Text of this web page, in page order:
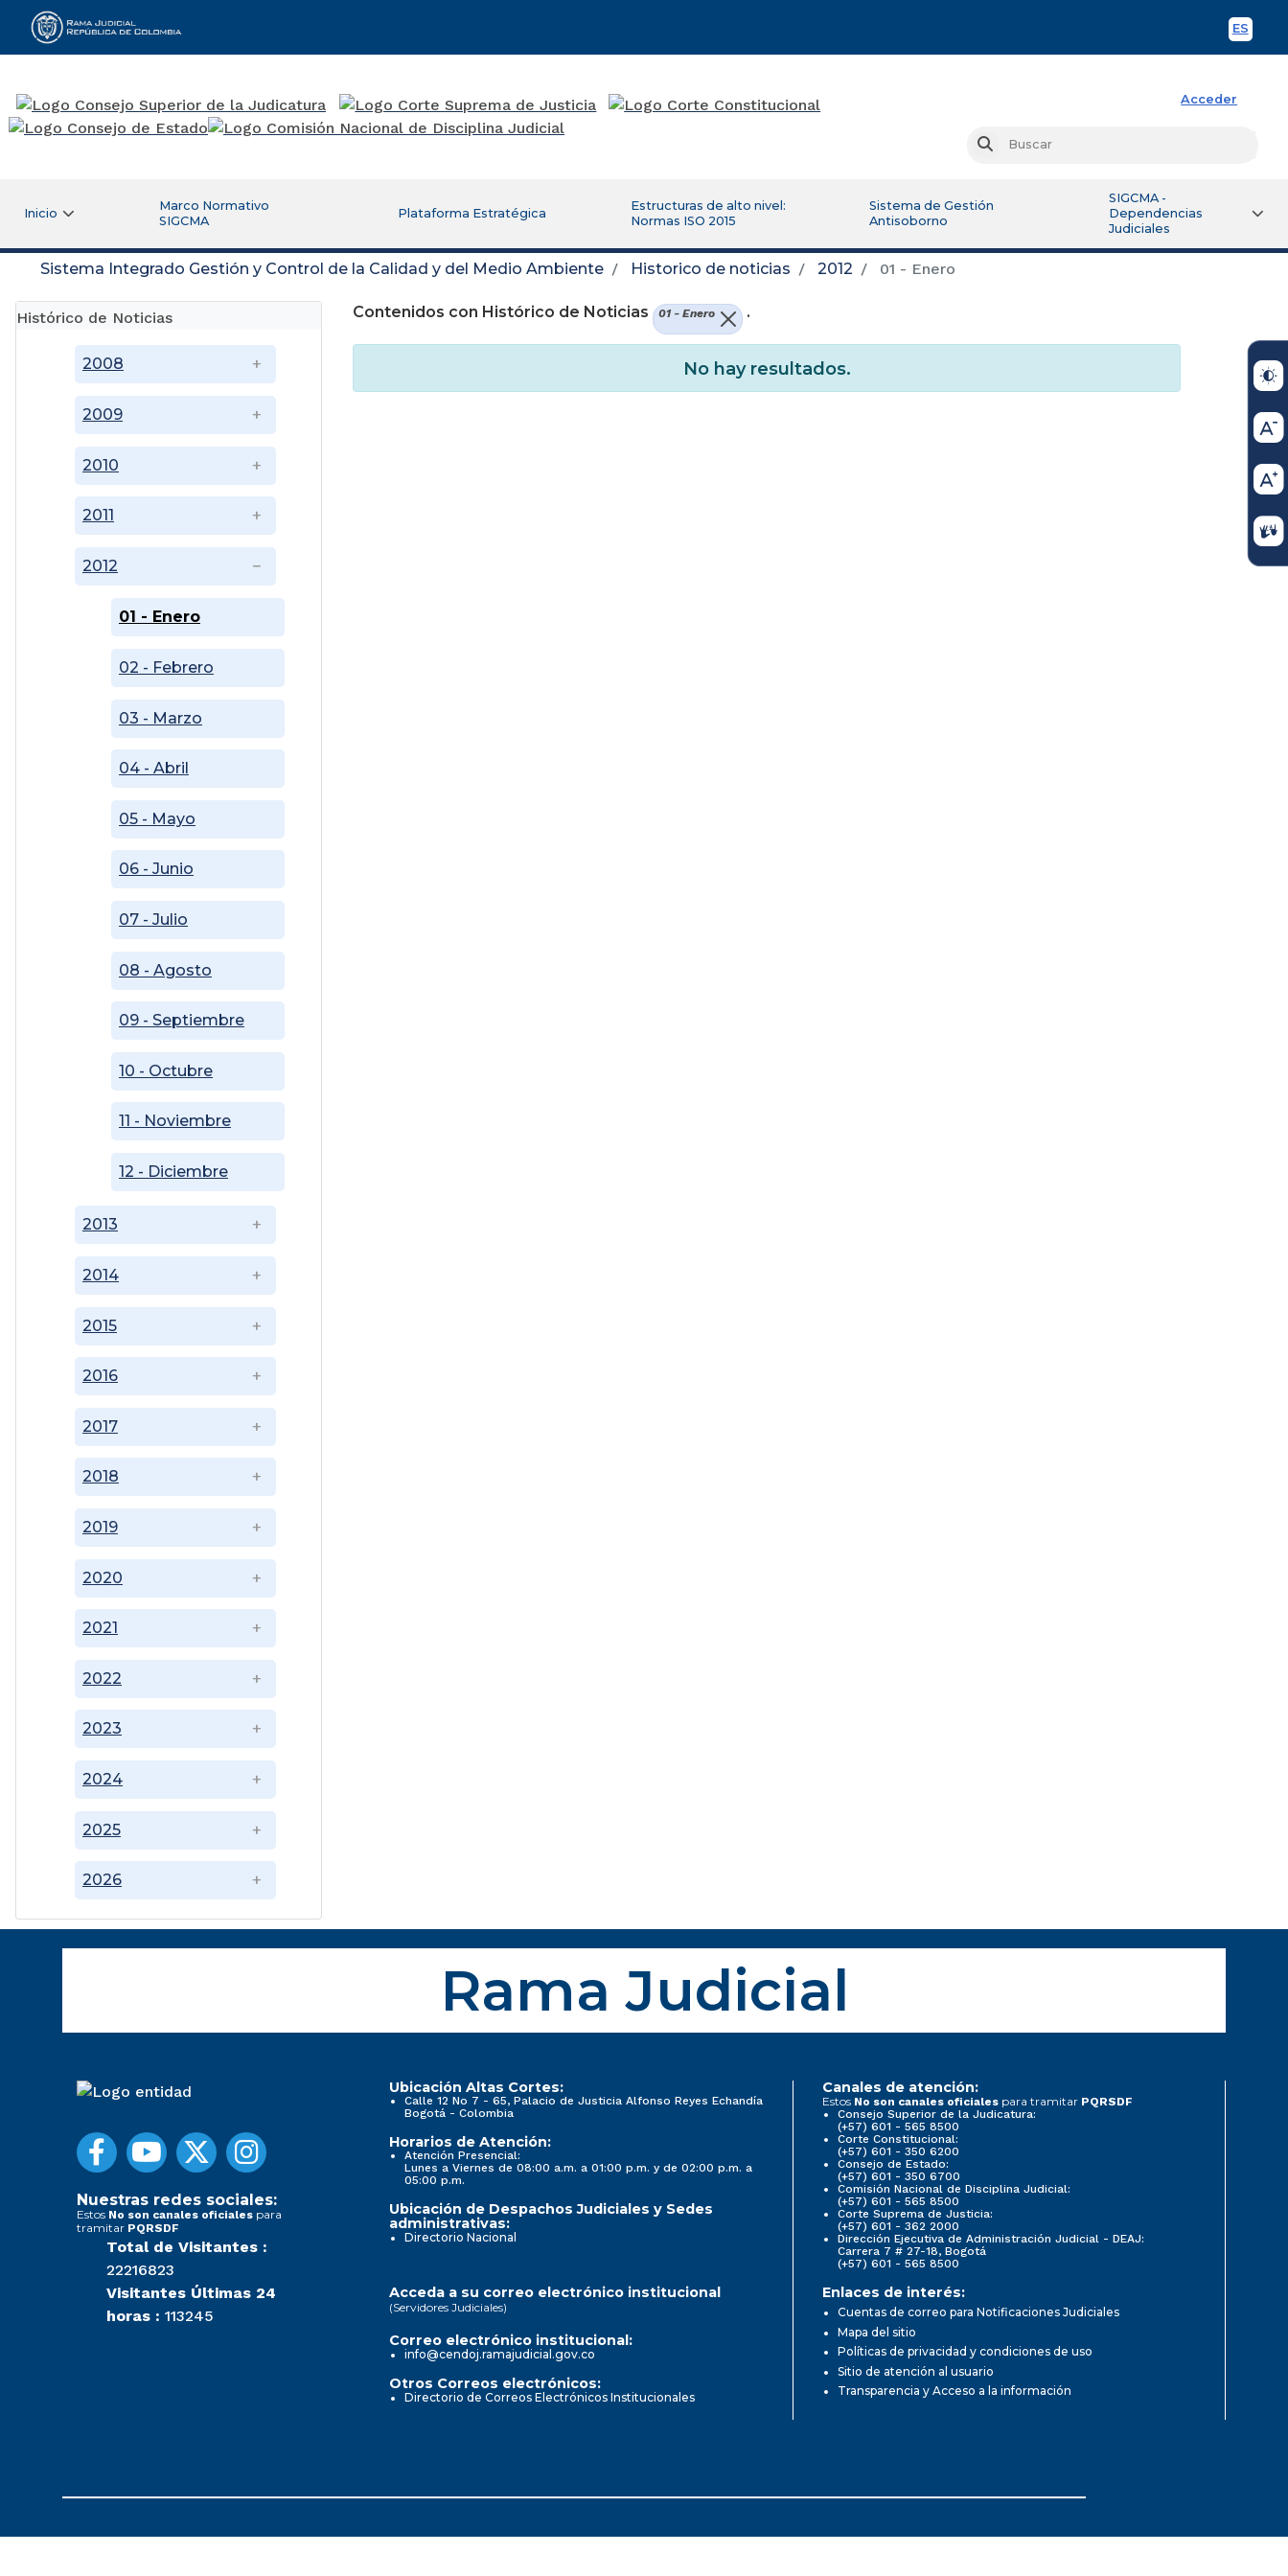
ES
Rama Judicial
Acceder
Buscar
Inicio
Marco Normativo
SIGCMA
Plataforma Estratégica
Estructuras de alto nivel:
Normas ISO 2015
Sistema de Gestión
Antisoborno
SIGCMA -
Dependencias
Judiciales
Sistema Integrado Gestión y Control de la Calidad y del Medio Ambiente Historico de noticias 2012 01 - Enero
Histórico de Noticias
2008
2009
2010
2011
2012
01 - Enero
02 - Febrero
03 - Marzo
04 - Abril
05 - Mayo
06 - Junio
07 - Julio
08 - Agosto
09 - Septiembre
10 - Octubre
11 - Noviembre
12 - Diciembre
2013
2014
2015
2016
2017
2018
2019
2020
2021
2022
2023
2024
2025
2026
Contenidos con Histórico de Noticias 01 - Enero .
No hay resultados.
Rama Judicial
Nuestras redes sociales:
Estos No son canales oficiales para
tramitar PQRSDF
Total de Visitantes :
22216823
Visitantes Últimas 24
horas : 113245
Ubicación Altas Cortes:
Calle 12 No 7 - 65, Palacio de Justicia Alfonso Reyes Echandía
Bogotá - Colombia
Horarios de Atención:
Atención Presencial:
Lunes a Viernes de 08:00 a.m. a 01:00 p.m. y de 02:00 p.m. a
05:00 p.m.
Ubicación de Despachos Judiciales y Sedes
administrativas:
Directorio Nacional
Canales de atención:
Estos No son canales oficiales para tramitar PQRSDF
Consejo Superior de la Judicatura:
(+57) 601 - 565 8500
Corte Constitucional:
(+57) 601 - 350 6200
Consejo de Estado:
(+57) 601 - 350 6700
Comisión Nacional de Disciplina Judicial:
(+57) 601 - 565 8500
Corte Suprema de Justicia:
(+57) 601 - 362 2000
Dirección Ejecutiva de Administración Judicial - DEAJ:
Carrera 7 # 27-18, Bogotá
(+57) 601 - 565 8500
Acceda a su correo electrónico institucional
(Servidores Judiciales)
Correo electrónico institucional:
info@cendoj.ramajudicial.gov.co
Otros Correos electrónicos:
Directorio de Correos Electrónicos Institucionales
Enlaces de interés:
Cuentas de correo para Notificaciones Judiciales
Mapa del sitio
Políticas de privacidad y condiciones de uso
Sitio de atención al usuario
Transparencia y Acceso a la información